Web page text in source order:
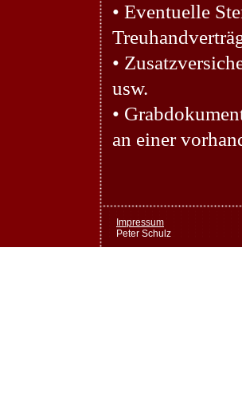
• Eventuelle
•
usw.
•
an einer
Impressum
Peter Schulz